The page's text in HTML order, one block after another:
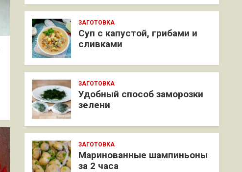
ЗАГОТОВКА
Суп с капустой, грибами и
сливками
ЗАГОТОВКА
Удобный способ заморозки
зелени
ЗАГОТОВКА
Маринованные шампиньоны
за 2 часа